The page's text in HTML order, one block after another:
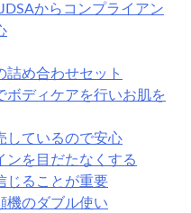
からコンプライアン
詰め合わせセット
ボディケアを行いお肌を
しているので安心
ンを目だたなくする
じることが重要
機のダブル使い